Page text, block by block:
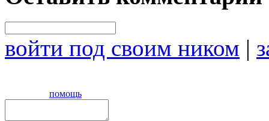
войти под своим ником |
помощь